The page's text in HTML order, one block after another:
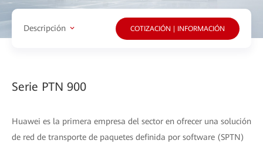
Descripción COTIZACIÓN | INFORMACIÓN
Serie PTN 900
Huawei es la primera empresa del sector en ofrecer una solución
de red de transporte de paquetes definida por software (SPTN)